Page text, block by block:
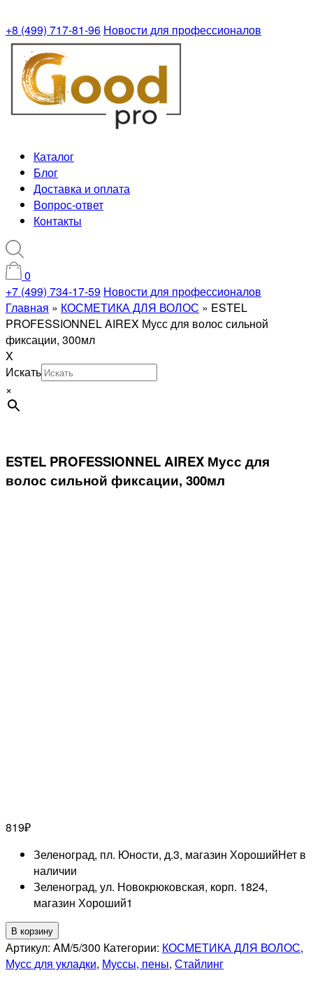
+8 (499) 717-81-96 Новости для профессионалов
Каталог
Блог
Доставка и оплата
Вопрос-ответ
Контакты
0
+7 (499) 734-17-59 Новости для профессионалов
Главная » КОСМЕТИКА ДЛЯ ВОЛОС » ESTEL
PROFESSIONNEL AIREX Мусс для волос сильной
фиксации, 300мл
X
Искать
×
ESTEL PROFESSIONNEL AIREX Мусс для
волос сильной фиксации, 300мл
819₽
Зеленоград, пл. Юности, д.3, магазин ХорошийНет в
наличии
Зеленоград, ул. Новокрюковская, корп. 1824,
магазин Хороший1
Количество
товара
ESTEL
В корзину
Артикул: AM/5/300 Категории: КОСМЕТИКА ДЛЯ ВОЛОС,
Мусс для укладки, Муссы, пены, Стайлинг